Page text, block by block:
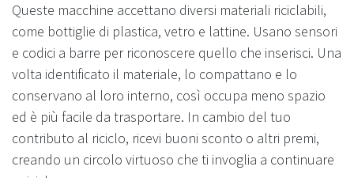
Queste macchine accettano diversi materiali riciclabili,
come bottiglie di plastica, vetro e lattine. Usano sensori
e codici a barre per riconoscere quello che inserisci. Una
volta identificato il materiale, lo compattano e lo
conservano al loro interno, così occupa meno spazio
ed è più facile da trasportare. In cambio del tuo
contributo al riciclo, ricevi buoni sconto o altri premi,
creando un circolo virtuoso che ti invoglia a continuare